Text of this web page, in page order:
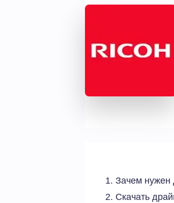
Зачем нужен
Скачать